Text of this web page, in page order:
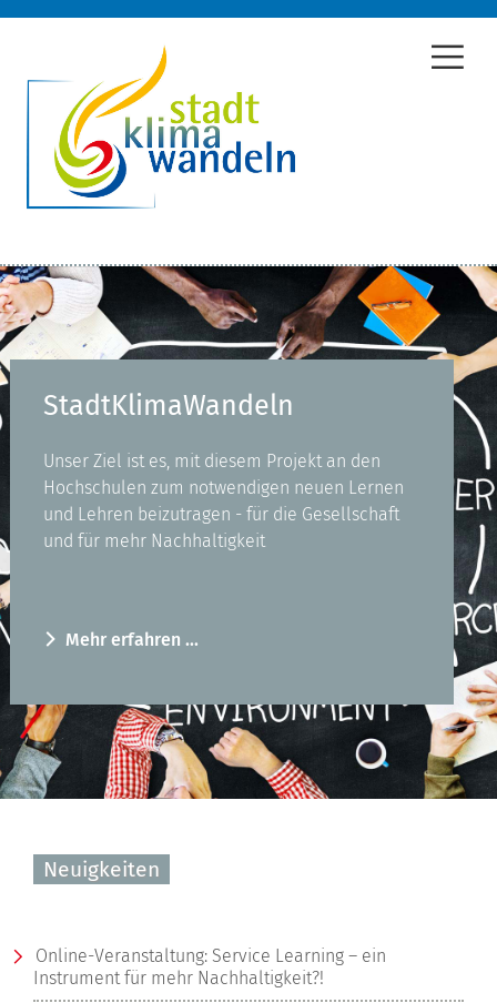
StadtKlimaWandeln
Unser Ziel ist es, mit diesem Projekt an den
Hochschulen zum notwendigen neuen Lernen
und Lehren beizutragen - für die Gesellschaft
und für mehr Nachhaltigkeit
Mehr erfahren ...
Neuigkeiten
Online-Veranstaltung: Service Learning – ein
Instrument für mehr Nachhaltigkeit?!